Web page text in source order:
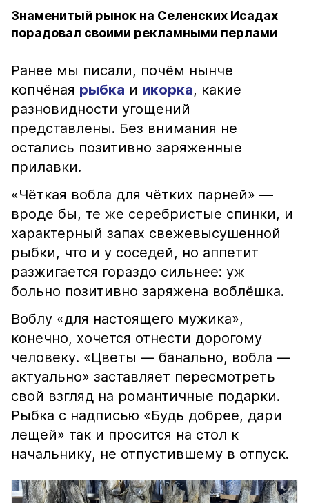
Знаменитый рынок на Селенских Исадах
порадовал своими рекламными перлами
Ранее мы писали, почём нынче
копчёная рыбка и икорка, какие
разновидности угощений
представлены. Без внимания не
остались позитивно заряженные
прилавки.
«Чёткая вобла для чётких парней» —
вроде бы, те же серебристые спинки, и
характерный запах свежевысушенной
рыбки, что и у соседей, но аппетит
разжигается гораздо сильнее: уж
больно позитивно заряжена воблёшка.
Воблу «для настоящего мужика»,
конечно, хочется отнести дорогому
человеку. «Цветы — банально, вобла —
актуально» заставляет пересмотреть
свой взгляд на романтичные подарки.
Рыбка с надписью «Будь добрее, дари
лещей» так и просится на стол к
начальнику, не отпустившему в отпуск.